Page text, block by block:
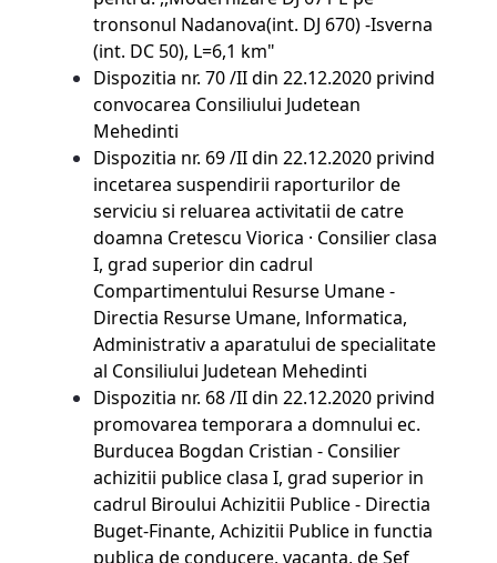
tronsonul Nadanova(int. DJ 670) -Isverna
(int. DC 50), L=6,1 km"
Dispozitia nr. 70 /II din 22.12.2020 privind
convocarea Consiliului Judetean
Mehedinti
Dispozitia nr. 69 /II din 22.12.2020 privind
incetarea suspendirii raporturilor de
serviciu si reluarea activitatii de catre
doamna Cretescu Viorica · Consilier clasa
I, grad superior din cadrul
Compartimentului Resurse Umane -
Directia Resurse Umane, lnformatica,
Administrativ a aparatului de specialitate
al Consiliului Judetean Mehedinti
Dispozitia nr. 68 /II din 22.12.2020 privind
promovarea temporara a domnului ec.
Burducea Bogdan Cristian - Consilier
achizitii publice clasa I, grad superior in
cadrul Biroului Achizitii Publice - Directia
Buget-Finante, Achizitii Publice in functia
publica de conducere, vacanta, de Sef